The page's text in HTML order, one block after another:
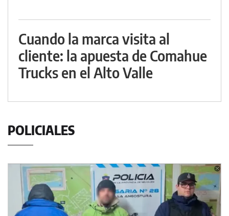
Cuando la marca visita al
cliente: la apuesta de Comahue
Trucks en el Alto Valle
POLICIALES